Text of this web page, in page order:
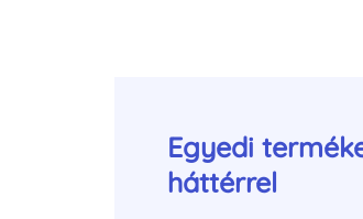
Egyedi
háttérrel